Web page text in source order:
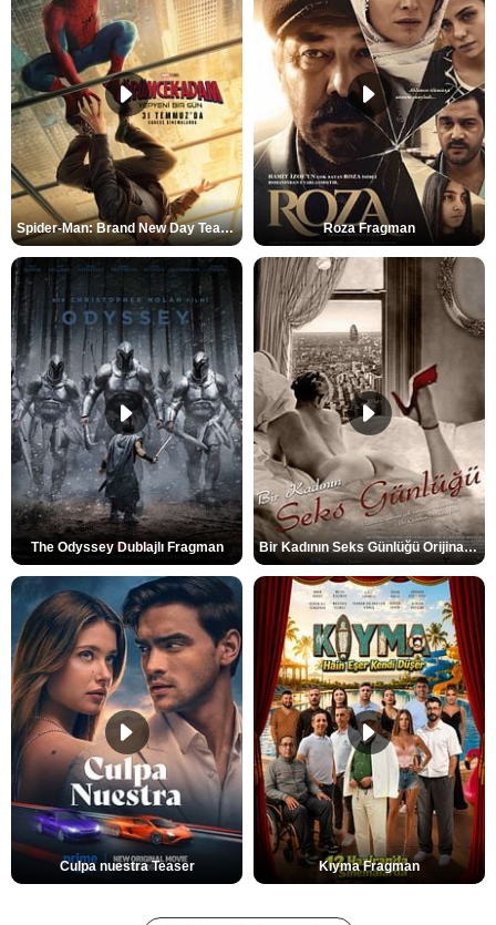
Spider-Man: Brand New Day Teaser Roza Fragman
The Odyssey Dublajlı Fragman Bir Kadının Seks Günlüğü Orijinal Fragman
Culpa nuestra Teaser Kıyma Fragman